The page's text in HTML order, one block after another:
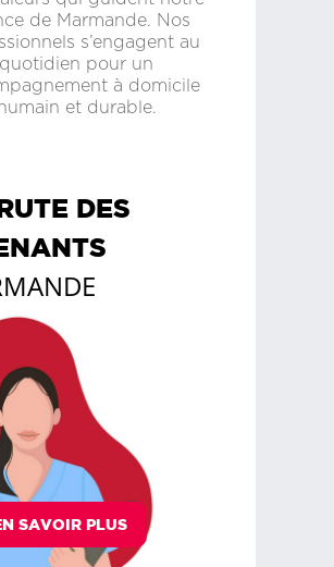
de Marmande. Nos
s’engagent au
quotidien pour un
à domicile
humain et durable.
DES
SAVOIR PLUS